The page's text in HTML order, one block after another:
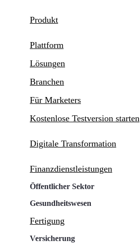
Produkt
Plattform
Lösungen
Branchen
Für Marketers
Kostenlose Testversion starten
Digitale Transformation
Finanzdienstleistungen
Öffentlicher Sektor
Gesundheitswesen
Fertigung
Versicherung